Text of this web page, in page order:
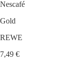
Nescafé
Gold
REWE
7,49 €